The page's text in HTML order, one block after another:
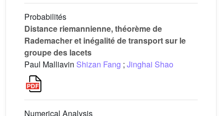
Probabilités
Distance riemannienne, théorème de
Rademacher et inégalité de transport sur le
groupe des lacets
Paul Malliavin Shizan Fang ; Jinghai Shao
Numerical Analysis